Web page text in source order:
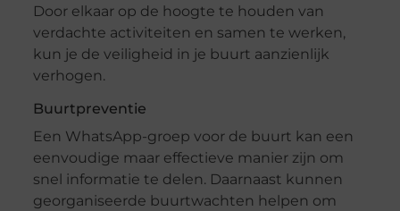
Door elkaar op de hoogte te houden van
verdachte activiteiten en samen te werken,
kun je de veiligheid in je buurt aanzienlijk
verhogen.
Buurtpreventie
Een WhatsApp-groep voor de buurt kan een
eenvoudige maar effectieve manier zijn om
snel informatie te delen. Daarnaast kunnen
georganiseerde buurtwachten helpen om